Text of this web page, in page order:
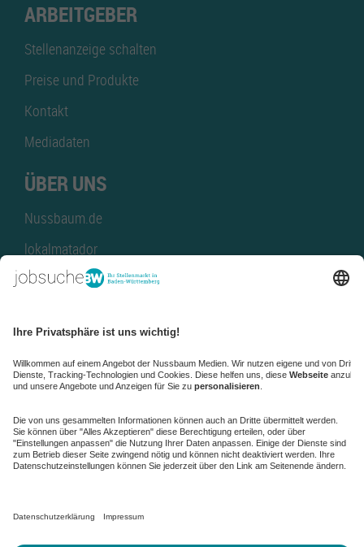
ARBEITGEBER
Stellenanzeige schalten
Preise und Produkte
Kontakt
Mediadaten
ÜBER UNS
Nussbaum.de
lokalmatador
kaufinBW
NussbaumID
Nussbaum Medien
de.jobble.org